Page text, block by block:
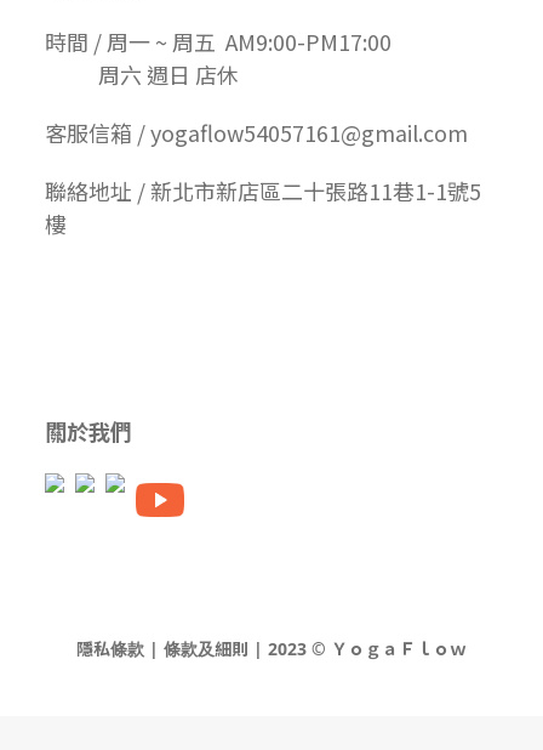
時間 / 周一 ~ 周五 AM9:00-PM17:00
周六 週日 店休
客服信箱 / yogaflow54057161@gmail.com
聯絡地址 / 新北市新店區二十張路11巷1-1號5
樓
關於我們
隱私條款 | 條款及細則 | 2023 © ＹｏｇａＦｌｏｗ